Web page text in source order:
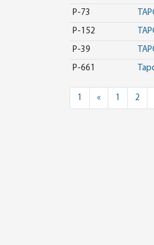
Р-73
Р-152
Р-39
Р-661
1 «Previous
1 2